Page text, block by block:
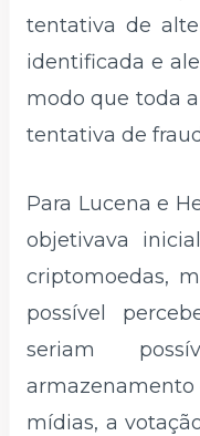
tentativa de
identificada e
modo que toda
tentativa de
Para Lucena e
objetivava
criptomoedas,
possível
seriam
armazenamento
mídias, a